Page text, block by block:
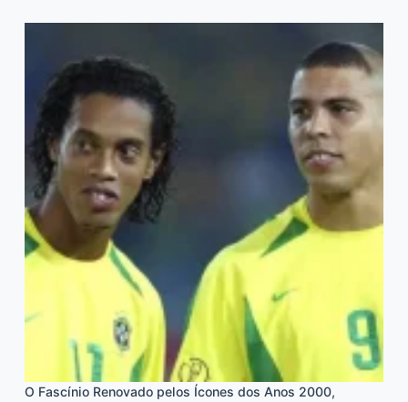
O Fascínio Renovado pelos Ícones dos Anos 2000,